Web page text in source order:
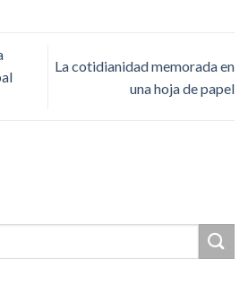
La cotidianidad memorada en
una hoja de papel